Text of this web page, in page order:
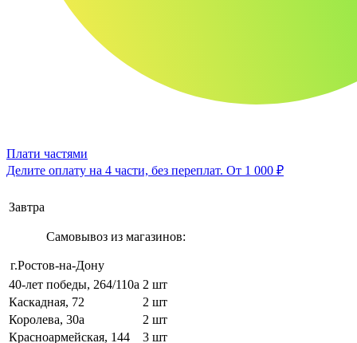
Плати частями
Делите оплату на 4 части, без переплат. От 1 000 ₽
Завтра
Самовывоз из магазинов:
г.Ростов-на-Дону
40-лет победы, 264/110а 2 шт
Каскадная, 72
2 шт
Королева, 30а
2 шт
Красноармейская, 144
3 шт